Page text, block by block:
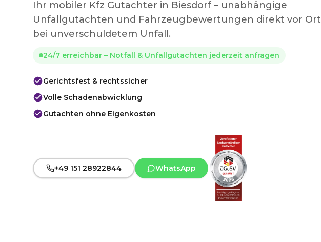
Ihr mobiler Kfz Gutachter in Biesdorf – unabhängige
Unfallgutachten und Fahrzeugbewertungen direkt vor Ort
bei unverschuldetem Unfall.
24/7 erreichbar – Notfall & Unfallgutachten jederzeit anfragen
Gerichtsfest & rechtssicher
Volle Schadenabwicklung
Gutachten ohne Eigenkosten
+49 151 28922844 WhatsApp